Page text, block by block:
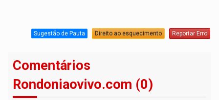
Sugestão de Pauta Direito ao esquecimento Reportar Erro
Comentários
Rondoniaovivo.com (0)